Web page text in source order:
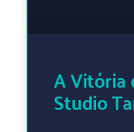
A Vitória
Studio